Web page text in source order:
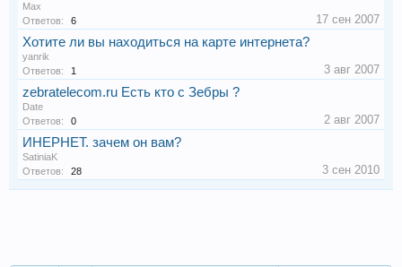
Max
Ответов:
6 17 сен 2007
Хотите ли вы находиться на карте интернета?
yanrik
Ответов:
1 3 авг 2007
zebratelecom.ru Есть кто с Зебры ?
Date
Ответов:
0 2 авг 2007
ИНЕРНЕТ. зачем он вам?
SatiniaK
Ответов:
28 3 сен 2010